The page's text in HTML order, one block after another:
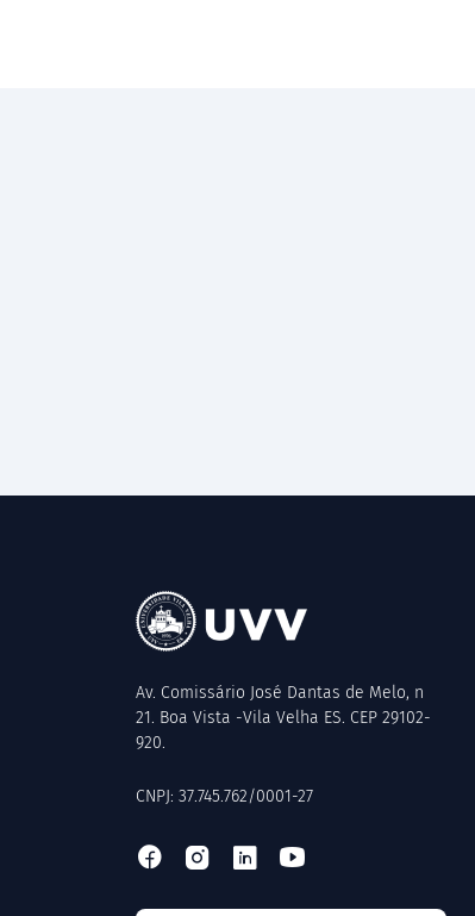
Av. Comissário José Dantas de Melo, n
21. Boa Vista -Vila Velha ES. CEP 29102-
920.
CNPJ: 37.745.762/0001-27